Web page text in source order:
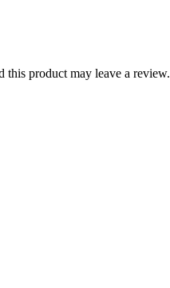
this product may leave a review.